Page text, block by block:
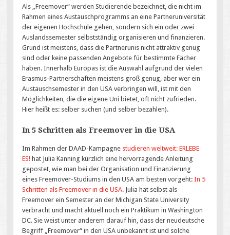
Als „Freemover“ werden Studierende bezeichnet, die nicht im
Rahmen eines Austauschprogramms an eine Partneruniversität
der eigenen Hochschule gehen, sondern sich ein oder zwei
Auslandssemester selbstständig organisieren und finanzieren.
Grund ist meistens, dass die Partnerunis nicht attraktiv genug
sind oder keine passenden Angebote für bestimmte Fächer
haben. Innerhalb Europas ist die Auswahl aufgrund der vielen
Erasmus-Partnerschaften meistens groß genug, aber wer ein
Austauschsemester in den USA verbringen will, ist mit den
Möglichkeiten, die die eigene Uni bietet, oft nicht zufrieden.
Hier heißt es: selber suchen (und selber bezahlen).
In 5 Schritten als Freemover in die USA
Im Rahmen der DAAD-Kampagne studieren weltweit: ERLEBE
ES! hat Julia Kanning kürzlich eine hervorragende Anleitung
gepostet, wie man bei der Organisation und Finanzierung
eines Freemover-Studiums in den USA am besten vorgeht:In 5
Schritten als Freemover in die USA. Julia hat selbst als
Freemover ein Semester an der Michigan State University
verbracht und macht aktuell noch ein Praktikum in Washington
DC. Sie weist unter anderem darauf hin, dass der neudeutsche
Begriff „Freemover“ in den USA unbekannt ist und solche